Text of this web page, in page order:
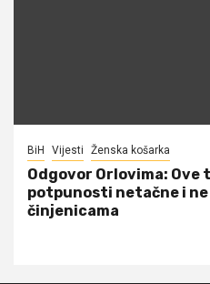
BiH Vijesti Ženska košarka
Odgovor Orlovima: ​Ove
potpunosti netačne i
činjenicama